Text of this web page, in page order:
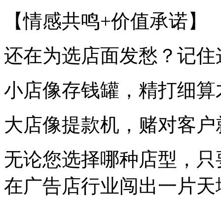
【情感共鸣+价值承诺】
还在为选店面发愁？记
小店像存钱罐，精打细
大店像提款机，赌对客
无论您选择哪种店型，
在广告店行业闯出一片天